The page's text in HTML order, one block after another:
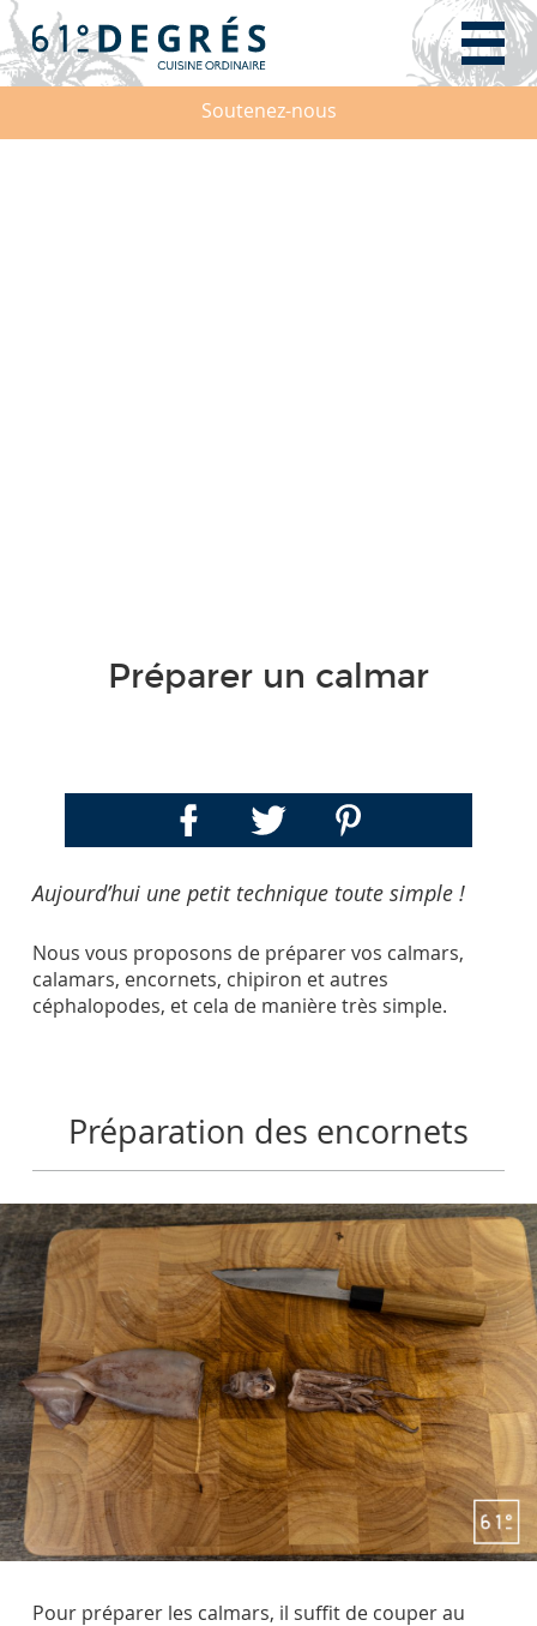
Soutenez-nous
Préparer un calmar
Aujourd’hui une petit technique toute simple !
Nous vous proposons de préparer vos calmars,
calamars, encornets, chipiron et autres
céphalopodes, et cela de manière très simple.
Préparation des encornets
Pour préparer les calmars, il suffit de couper au